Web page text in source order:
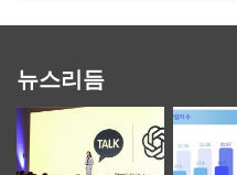
뉴스리듬